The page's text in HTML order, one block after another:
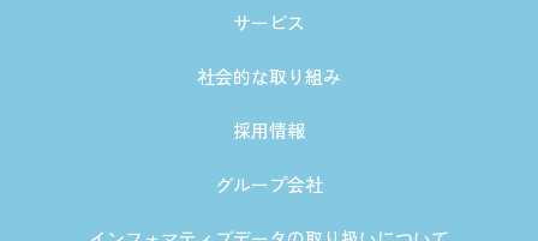
サービス
社会的な取り組み
採用情報
グループ会社